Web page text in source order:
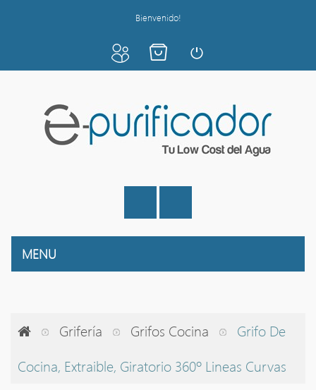
Bienvenido!
MENU
Grifería Grifos Cocina
Grifo De
Cocina, Extraible, Giratorio 360º Lineas Curvas